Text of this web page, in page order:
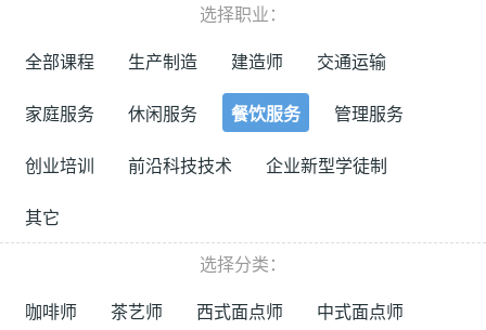
选择职业：
全部课程
生产制造 建造师 交通运输
家庭服务 休闲服务 餐饮服务 管理服务
创业培训 前沿科技技术 企业新型学徒制
其它
选择分类：
咖啡师
茶艺师 西式面点师 中式面点师